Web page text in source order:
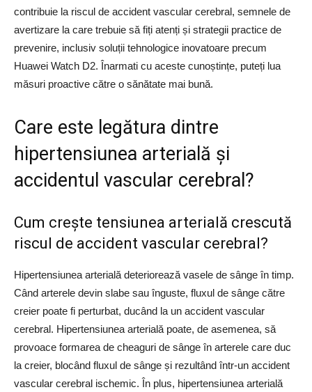
contribuie la riscul de accident vascular cerebral, semnele de
avertizare la care trebuie să fiți atenți și strategii practice de
prevenire, inclusiv soluții tehnologice inovatoare precum
Huawei Watch D2. Înarmati cu aceste cunoștințe, puteți lua
măsuri proactive către o sănătate mai bună.
Care este legătura dintre
hipertensiunea arterială și
accidentul vascular cerebral?
Cum crește tensiunea arterială crescută
riscul de accident vascular cerebral?
Hipertensiunea arterială deteriorează vasele de sânge în timp.
Când arterele devin slabe sau înguste, fluxul de sânge către
creier poate fi perturbat, ducând la un accident vascular
cerebral. Hipertensiunea arterială poate, de asemenea, să
provoace formarea de cheaguri de sânge în arterele care duc
la creier, blocând fluxul de sânge și rezultând într-un accident
vascular cerebral ischemic. În plus, hipertensiunea arterială